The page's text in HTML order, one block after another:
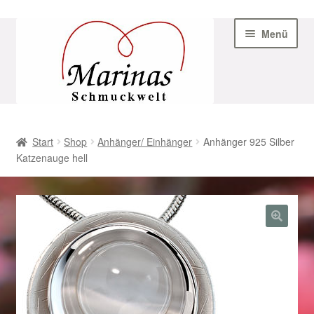
Navigation
Menü
AGB
Beispiel-Seite
Datenschutz
Geschenke zu Ostern 2023
Geschenke zu Ostern 2024
Start Shop Anhänger/ Einhänger
Anhänger 925 Silber
Katzenauge hell